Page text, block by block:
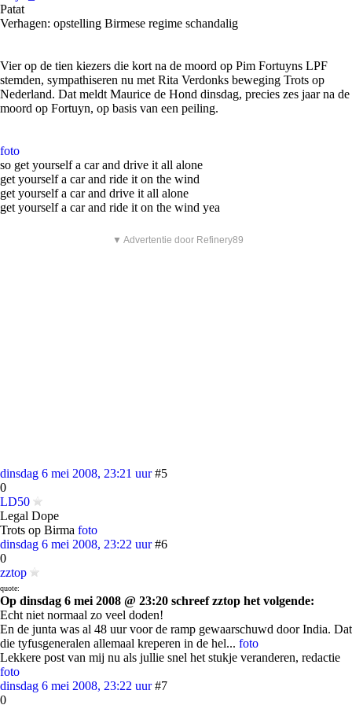
Patat
Verhagen: opstelling Birmese regime schandalig
Vier op de tien kiezers die kort na de moord op Pim Fortuyns LPF
stemden, sympathiseren nu met Rita Verdonks beweging Trots op
Nederland. Dat meldt Maurice de Hond dinsdag, precies zes jaar na de
moord op Fortuyn, op basis van een peiling.
foto
so get yourself a car and drive it all alone
get yourself a car and ride it on the wind
get yourself a car and drive it all alone
get yourself a car and ride it on the wind yea
▼ Advertentie door Refinery89
dinsdag 6 mei 2008, 23:21 uur #5
0
LD50
Legal Dope
Trots op Birma foto
dinsdag 6 mei 2008, 23:22 uur #6
0
zztop
quote:
Op dinsdag 6 mei 2008 @ 23:20 schreef zztop het volgende:
Echt niet normaal zo veel doden!
En de junta was al 48 uur voor de ramp gewaarschuwd door India. Dat
die tyfusgeneralen allemaal kreperen in de hel... foto
Lekkere post van mij nu als jullie snel het stukje veranderen, redactie
foto
dinsdag 6 mei 2008, 23:22 uur #7
0